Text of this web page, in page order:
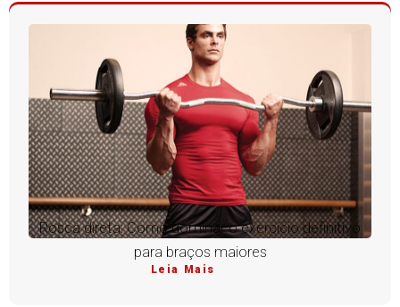
Rosca direta: Como dominar o exercício definitivo
para braços maiores
Leia Mais